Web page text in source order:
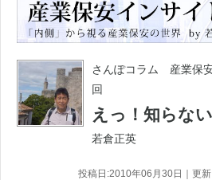
さんぽコラム 産業保
回
えっ！知らな
若倉正英
投稿日:2010年06月30日｜更